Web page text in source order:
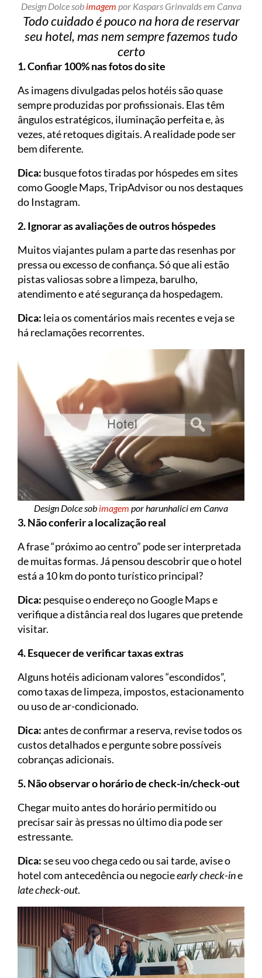
Design Dolce sob imagem por Kaspars Grinvalds em Canva
Todo cuidado é pouco na hora de reservar
seu hotel, mas nem sempre fazemos tudo
certo
1. Confiar 100% nas fotos do site
As imagens divulgadas pelos hotéis são quase
sempre produzidas por profissionais. Elas têm
ângulos estratégicos, iluminação perfeita e, às
vezes, até retoques digitais. A realidade pode ser
bem diferente.
Dica: busque fotos tiradas por hóspedes em sites
como Google Maps, TripAdvisor ou nos destaques
do Instagram.
2. Ignorar as avaliações de outros hóspedes
Muitos viajantes pulam a parte das resenhas por
pressa ou excesso de confiança. Só que ali estão
pistas valiosas sobre a limpeza, barulho,
atendimento e até segurança da hospedagem.
Dica: leia os comentários mais recentes e veja se
há reclamações recorrentes.
Design Dolce sob imagem por harunhalici em Canva
3. Não conferir a localização real
A frase “próximo ao centro” pode ser interpretada
de muitas formas. Já pensou descobrir que o hotel
está a 10 km do ponto turístico principal?
Dica: pesquise o endereço no Google Maps e
verifique a distância real dos lugares que pretende
visitar.
4. Esquecer de verificar taxas extras
Alguns hotéis adicionam valores “escondidos”,
como taxas de limpeza, impostos, estacionamento
ou uso de ar-condicionado.
Dica:antes de confirmar a reserva, revise todos os
custos detalhados e pergunte sobre possíveis
cobranças adicionais.
5. Não observar o horário de check-in/check-out
Chegar muito antes do horário permitido ou
precisar sair às pressas no último dia pode ser
estressante.
Dica:se seu voo chega cedo ou sai tarde, avise o
hotel com antecedência ou negocieearly check-ine
late check-out.